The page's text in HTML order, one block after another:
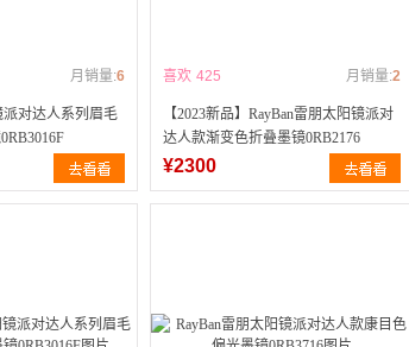
月销量:6
派对达人系列眉毛
喜欢 425 月销量:2
【2023新品】RayBan雷朋太阳镜派对
达人款渐变色折叠墨镜0RB2176
¥2300